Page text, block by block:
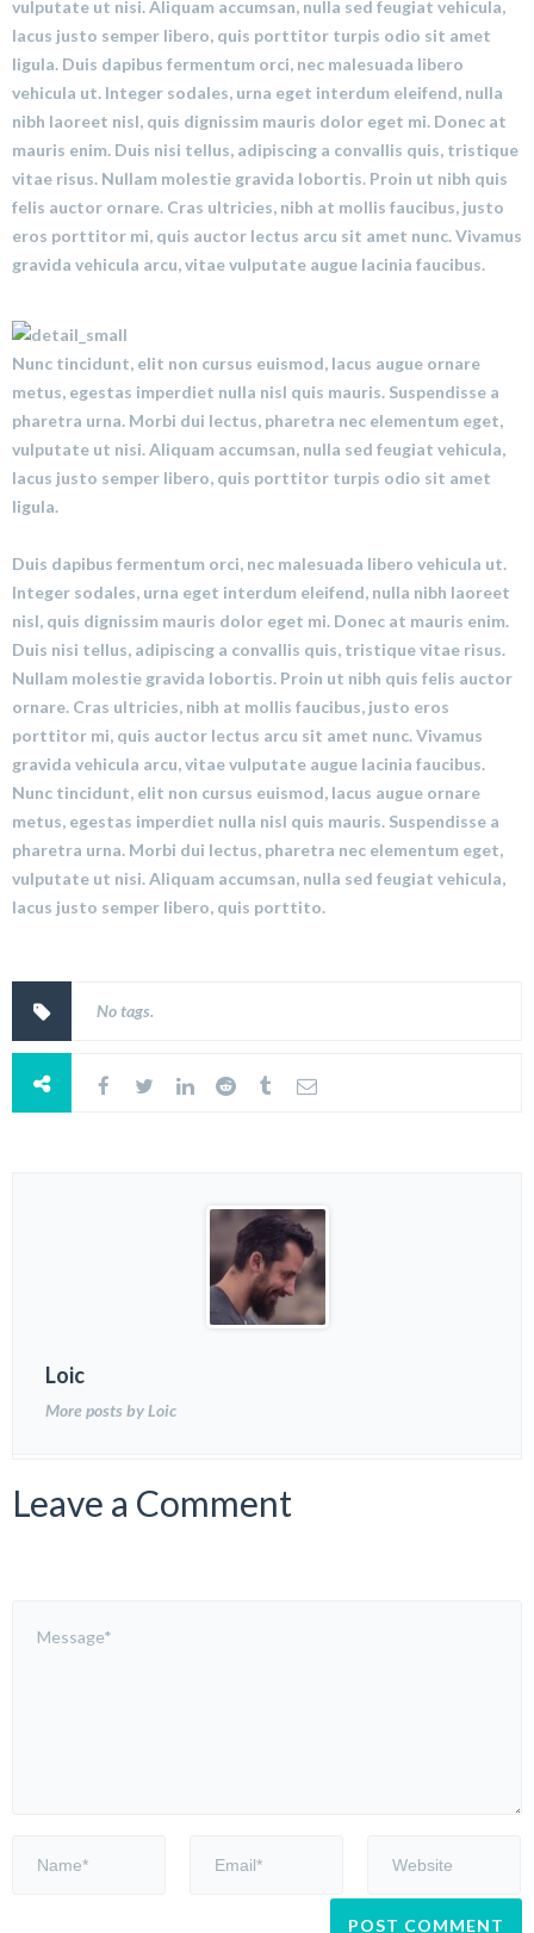
vulputate ut nisi. Aliquam accumsan, nulla sed feugiat vehicula,
lacus justo semper libero, quis porttitor turpis odio sit amet
ligula. Duis dapibus fermentum orci, nec malesuada libero
vehicula ut. Integer sodales, urna eget interdum eleifend, nulla
nibh laoreet nisl, quis dignissim mauris dolor eget mi. Donec at
mauris enim. Duis nisi tellus, adipiscing a convallis quis, tristique
vitae risus. Nullam molestie gravida lobortis. Proin ut nibh quis
felis auctor ornare. Cras ultricies, nibh at mollis faucibus, justo
eros porttitor mi, quis auctor lectus arcu sit amet nunc. Vivamus
gravida vehicula arcu, vitae vulputate augue lacinia faucibus.
Nunc tincidunt, elit non cursus euismod, lacus augue ornare
metus, egestas imperdiet nulla nisl quis mauris. Suspendisse a
pharetra urna. Morbi dui lectus, pharetra nec elementum eget,
vulputate ut nisi. Aliquam accumsan, nulla sed feugiat vehicula,
lacus justo semper libero, quis porttitor turpis odio sit amet
ligula.
Duis dapibus fermentum orci, nec malesuada libero vehicula ut.
Integer sodales, urna eget interdum eleifend, nulla nibh laoreet
nisl, quis dignissim mauris dolor eget mi. Donec at mauris enim.
Duis nisi tellus, adipiscing a convallis quis, tristique vitae risus.
Nullam molestie gravida lobortis. Proin ut nibh quis felis auctor
ornare. Cras ultricies, nibh at mollis faucibus, justo eros
porttitor mi, quis auctor lectus arcu sit amet nunc. Vivamus
gravida vehicula arcu, vitae vulputate augue lacinia faucibus.
Nunc tincidunt, elit non cursus euismod, lacus augue ornare
metus, egestas imperdiet nulla nisl quis mauris. Suspendisse a
pharetra urna. Morbi dui lectus, pharetra nec elementum eget,
vulputate ut nisi. Aliquam accumsan, nulla sed feugiat vehicula,
lacus justo semper libero, quis porttito.
No tags.
Loic
More posts by Loic
Leave a Comment